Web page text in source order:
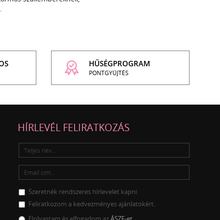
HŰSÉGPROGRAM
PONTGYŰJTÉS
HÍRLEVÉL FELIRATKOZÁS
Szeretnék rendszeres hírlevelet kapni.
Feliratkozom a kedvezményes ajánlatokért.